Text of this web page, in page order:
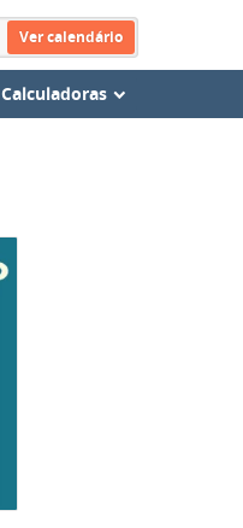
Ver calendário
Calculadoras